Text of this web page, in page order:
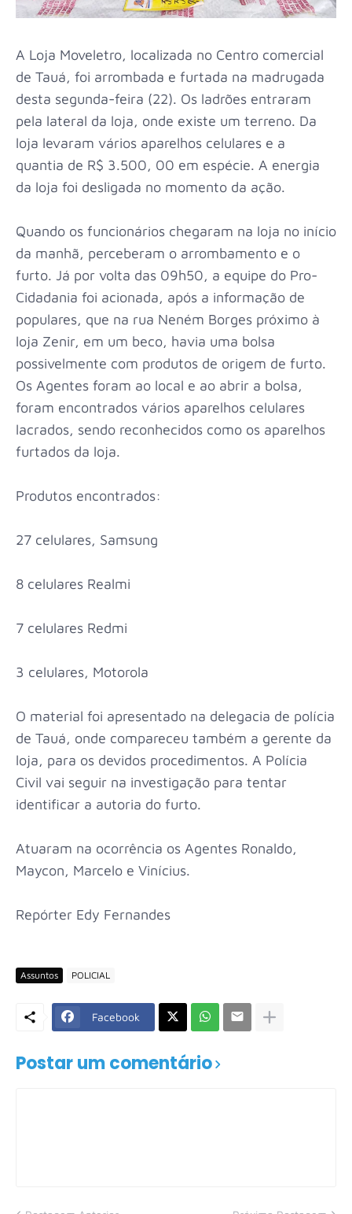
A Loja Moveletro, localizada no Centro comercial
de Tauá, foi arrombada e furtada na madrugada
desta segunda-feira (22). Os ladrões entraram
pela lateral da loja, onde existe um terreno. Da
loja levaram vários aparelhos celulares e a
quantia de R$ 3.500, 00 em espécie. A energia
da loja foi desligada no momento da ação.
Quando os funcionários chegaram na loja no início
da manhã, perceberam o arrombamento e o
furto. Já por volta das 09h50, a equipe do Pro-
Cidadania foi acionada, após a informação de
populares, que na rua Neném Borges próximo à
loja Zenir, em um beco, havia uma bolsa
possivelmente com produtos de origem de furto.
Os Agentes foram ao local e ao abrir a bolsa,
foram encontrados vários aparelhos celulares
lacrados, sendo reconhecidos como os aparelhos
furtados da loja.
Produtos encontrados:
27 celulares, Samsung
8 celulares Realmi
7 celulares Redmi
3 celulares, Motorola
O material foi apresentado na delegacia de polícia
de Tauá, onde compareceu também a gerente da
loja, para os devidos procedimentos. A Polícia
Civil vai seguir na investigação para tentar
identificar a autoria do furto.
Atuaram na ocorrência os Agentes Ronaldo,
Maycon, Marcelo e Vinícius.
Repórter Edy Fernandes
Assuntos POLICIAL
Facebook
Postar um comentário